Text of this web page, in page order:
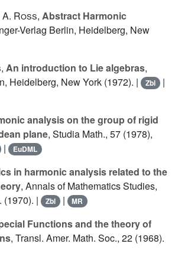
A. Ross, Abstract Harmonic
Verlag Berlin, Heidelberg, New
, An introduction to Lie algebras,
Heidelberg, New York (1972). |
Zbl |
analysis on the group of rigid
plane, Studia Math., 57 (1978),
| EuDML
in harmonic analysis related to the
, Annals of Mathematics Studies,
(1970). |
Zbl | MR
Functions and the theory of
, Transl. Amer. Math. Soc., 22 (1968).